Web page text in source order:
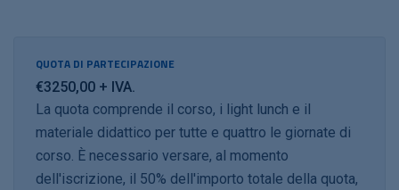
QUOTA DI PARTECIPAZIONE
€3250,00 + IVA.
La quota comprende il corso, i light lunch e il
materiale didattico per tutte e quattro le giornate di
corso. È necessario versare, al momento
dell'iscrizione, il 50% dell'importo totale della quota,